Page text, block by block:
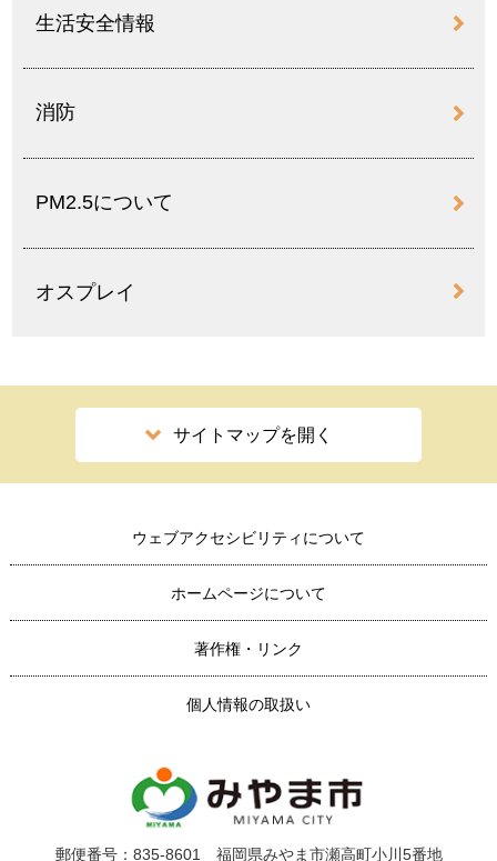
生活安全情報
消防
PM2.5について
オスプレイ
サイトマップを開く
ウェブアクセシビリティについて
ホームページについて
著作権・リンク
個人情報の取扱い
郵便番号：835-8601 福岡県みやま市瀬高町小川5番地